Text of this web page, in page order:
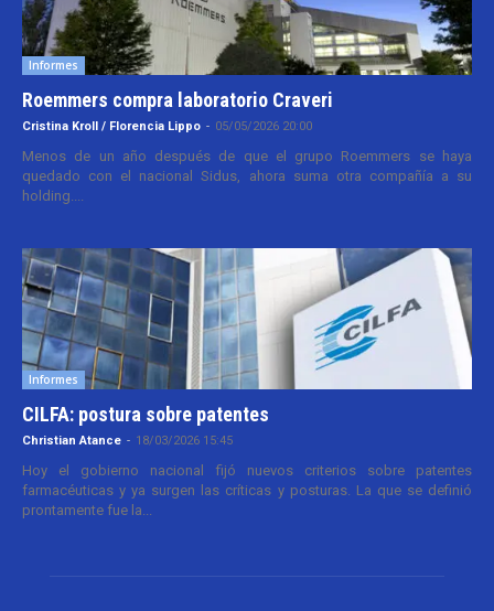
Informes
Roemmers compra laboratorio Craveri
Cristina Kroll / Florencia Lippo - 05/05/2026 20:00
Menos de un año después de que el grupo Roemmers se haya
quedado con el nacional Sidus, ahora suma otra compañía a su
holding....
Informes
CILFA: postura sobre patentes
Christian Atance - 18/03/2026 15:45
Hoy el gobierno nacional fijó nuevos criterios sobre patentes
farmacéuticas y ya surgen las críticas y posturas. La que se definió
prontamente fue la...